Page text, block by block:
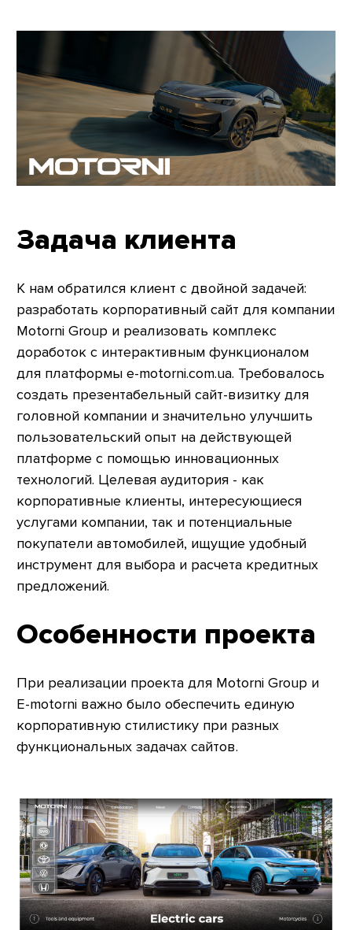
Задача клиента
К нам обратился клиент с двойной задачей:
разработать корпоративный сайт для компании
Motorni Group и реализовать комплекс
доработок с интерактивным функционалом
для платформы e-motorni.com.ua. Требовалось
создать презентабельный сайт-визитку для
головной компании и значительно улучшить
пользовательский опыт на действующей
платформе с помощью инновационных
технологий. Целевая аудитория - как
корпоративные клиенты, интересующиеся
услугами компании, так и потенциальные
покупатели автомобилей, ищущие удобный
инструмент для выбора и расчета кредитных
предложений.
Особенности проекта
При реализации проекта для Motorni Group и
E-motorni важно было обеспечить единую
корпоративную стилистику при разных
функциональных задачах сайтов.